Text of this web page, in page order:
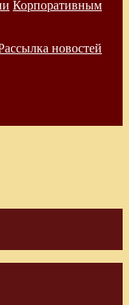
Корпоративным
новостей